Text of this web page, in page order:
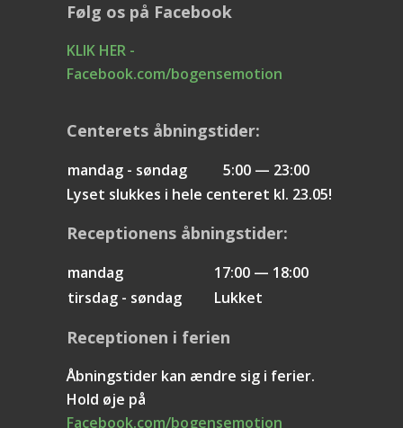
Følg os på Facebook
KLIK HER -
Facebook.com/bogensemotion
Centerets åbningstider:
mandag - søndag
5:00 — 23:00
Lyset slukkes i hele centeret kl. 23.05!
Receptionens åbningstider:
mandag
17:00 — 18:00
tirsdag - søndag
Lukket
Receptionen i ferien
Åbningstider kan ændre sig i ferier.
Hold øje på
Facebook.com/bogensemotion